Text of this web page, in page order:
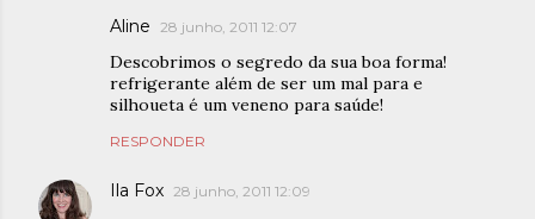
Aline 28 junho, 2011 12:07
Descobrimos o segredo da sua boa forma!
refrigerante além de ser um mal para e
silhoueta é um veneno para saúde!
RESPONDER
Ila Fox 28 junho, 2011 12:09